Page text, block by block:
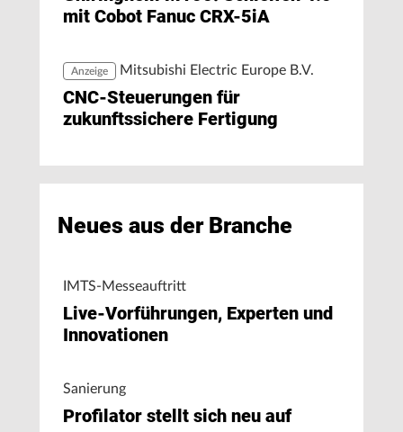
mit Cobot Fanuc CRX-5iA
Anzeige Mitsubishi Electric Europe B.V.
CNC-Steuerungen für
zukunftssichere Fertigung
Neues aus der Branche
IMTS-Messeauftritt
Live-Vorführungen, Experten und
Innovationen
Sanierung
Profilator stellt sich neu auf